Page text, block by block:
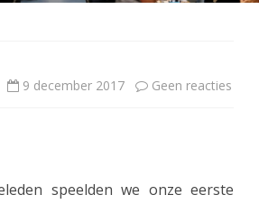
9 december 2017 Geen reacties
speelden we onze eerste